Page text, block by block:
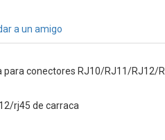
a un amigo
conectores RJ10/RJ11/RJ12/
rj45 de carraca